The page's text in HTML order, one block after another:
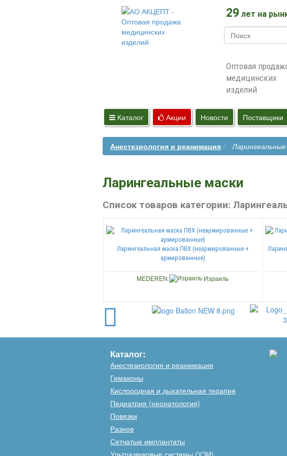
29 лет на
Оптовая
медицинских
изделий
Каталог Акции Новости Поставщики
Анестезиология и реанимация
Ларингеальные маски
Список товаров категории:
Ларингеальная маска ПВХ (неармированные +
армированные)
MEDEREN Израиль
Каталог:
Анестезиология и реанимация
Гемаконы
Кислородная и дыхательная терапия
Педиатрия (неонатология)
Повязки
Разное
Сетчатые имплантаты
Ультразвуковые системы (УЗИ)